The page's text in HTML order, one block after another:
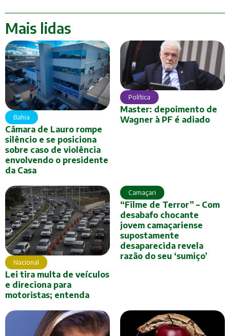
Mais lidas
Bahia
Câmara de Lauro rompe
silêncio e se posiciona
sobre caso de violência
envolvendo o presidente
da Casa
Política
Master: depoimento de
Wagner à PF é adiado
Nacional
Lei tira multa de veículos
e direciona para
motoristas; entenda
Camaçari
“Filme de Terror” – Com
desabafo chocante
jovem camaçariense
supostamente
desaparecida revela
razão do seu ‘sumiço’